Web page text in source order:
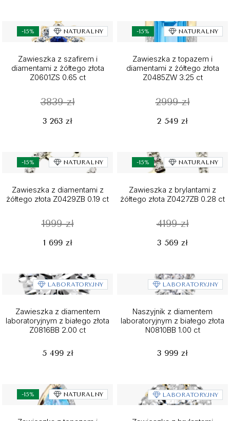
-15% NATURALNY
Zawieszka z szafirem i
diamentami z żółtego złota
Z0601ZS 0.65 ct
3839 zł
3 263 zł
-15% NATURALNY
Zawieszka z topazem i
diamentami z żółtego złota
Z0485ZW 3.25 ct
2999 zł
2 549 zł
-15% NATURALNY
Zawieszka z diamentami z
żółtego złota Z0429ZB 0.19 ct
1999 zł
1 699 zł
-15% NATURALNY
Zawieszka z brylantami z
żółtego złota Z0427ZB 0.28 ct
4199 zł
3 569 zł
LABORATORYJNY
Zawieszka z diamentem
laboratoryjnym z białego złota
Z0816BB 2.00 ct
5 499 zł
LABORATORYJNY
Naszyjnik z diamentem
laboratoryjnym z białego złota
N0810BB 1.00 ct
3 999 zł
-15% NATURALNY LABORATORYJNY